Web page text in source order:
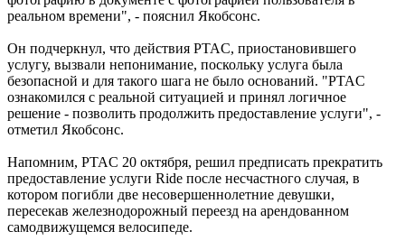
реальном времени", - пояснил Якобсонс.
Он подчеркнул, что действия PTAC, приостановившего
услугу, вызвали непонимание, поскольку услуга была
безопасной и для такого шага не было оснований. "PTAC
ознакомился с реальной ситуацией и принял логичное
решение - позволить продолжить предоставление услуги", -
отметил Якобсонс.
Напомним, PTAC 20 октября, решил предписать прекратить
предоставление услуги Ride после несчастного случая, в
котором погибли две несовершеннолетние девушки,
пересекав железнодорожный переезд на арендованном
самодвижущемся велосипеде.